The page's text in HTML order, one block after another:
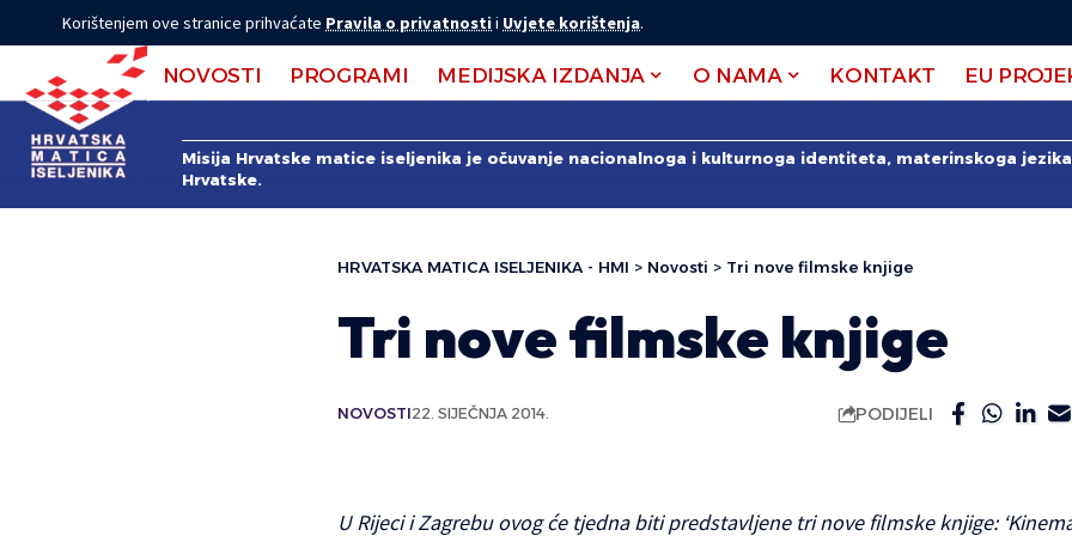
Korištenjem ove stranice prihvaćate Pravila o privatnostii Uvjete korištenja.
NOVOSTI PROGRAMI MEDIJSKA IZDANJA O NAMA KONTAKT EU
Misija Hrvatske matice iseljenika je očuvanje nacionalnoga i kulturnoga identiteta, materinskoga
Hrvatske.
HRVATSKA MATICA ISELJENIKA - HMI > Novosti > Tri nove filmske knjige
Tri nove filmske knjige
NOVOSTI22. SIJEČNJA 2014. PODIJELI
U Rijeci i Zagrebu ovog će tjedna biti predstavljene tri nove filmske knjige: